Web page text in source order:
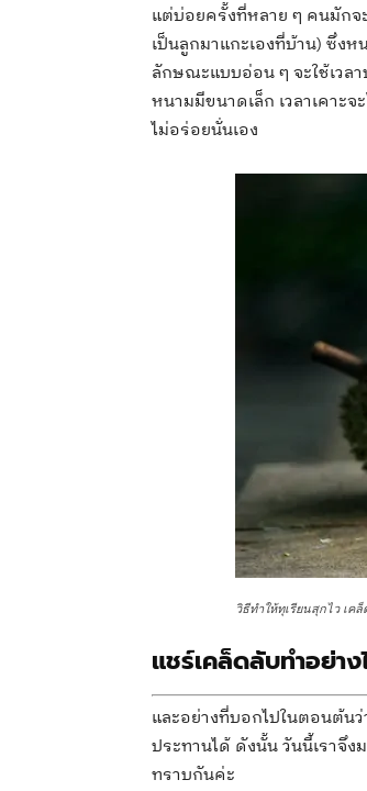
แต่บ่อยครั้งที่หลาย ๆ คนมัก
เป็นลูกมาแกะเองที่บ้าน) ซึ่งห
ลักษณะแบบอ่อน ๆ จะใช้เวล
หนามมีขนาดเล็ก เวลาเคาะ
ไม่อร่อยนั่นเอง
วิธีทำให้ทุเรียนสุกไว เค
แชร์เคล็ดลับทำอย่าง
และอย่างที่บอกไปในตอนต้น
ประทานได้ ดังนั้น วันนี้เราจึ
ทราบกันค่ะ